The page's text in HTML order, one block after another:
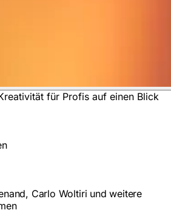
für Profis auf einen Blick
Carlo Woltiri und weitere